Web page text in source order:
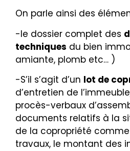
On parle ainsi des
-le dossier complet des
techniques du bien
amiante, plomb etc… )
-S’il s’agit d’un lot de
d’entretien de
procès-verbaux
documents relatifs à la
de la copropriété
travaux, le montant des